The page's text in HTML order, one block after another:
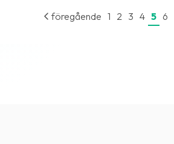
föregående 1 2 3 4 5 6